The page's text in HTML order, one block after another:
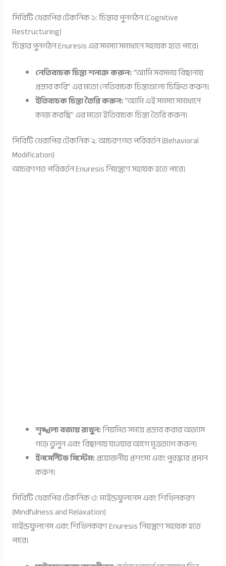
সিবিটি থেরাপির টেকনিক ১: চিন্তার পুনর্গঠন (Cognitive
Restructuring)
চিন্তার পুনর্গঠন Enuresis এর সমস্যা সমাধানে সহায়ক হতে পারে।
নেতিবাচক চিন্তা শনাক্ত করুন:“আমি সবসময় বিছানায়
প্রস্রাব করি” এর মতো নেতিবাচক চিন্তাগুলো চিহ্নিত করুন।
ইতিবাচক চিন্তা তৈরি করুন:“আমি এই সমস্যা সমাধানে
কাজ করছি” এর মতো ইতিবাচক চিন্তা তৈরি করুন।
সিবিটি থেরাপির টেকনিক ২: আচরণগত পরিবর্তন (Behavioral
Modification)
আচরণগত পরিবর্তন Enuresis নিয়ন্ত্রণে সহায়ক হতে পারে।
শৃঙ্খলা বজায় রাখুন:নিয়মিত সময়ে প্রস্রাব করার অভ্যাস
গড়ে তুলুন এবং বিছানায় যাওয়ার আগে মূত্রত্যাগ করুন।
ইনসেন্টিভ সিস্টেম:প্রয়োজনীয় প্রশংসা এবং পুরস্কার প্রদান
করুন।
সিবিটি থেরাপির টেকনিক ৩: মাইন্ডফুলনেস এবং শিথিলকরণ
(Mindfulness and Relaxation)
মাইন্ডফুলনেস এবং শিথিলকরণ Enuresis নিয়ন্ত্রণে সহায়ক হতে
পারে।